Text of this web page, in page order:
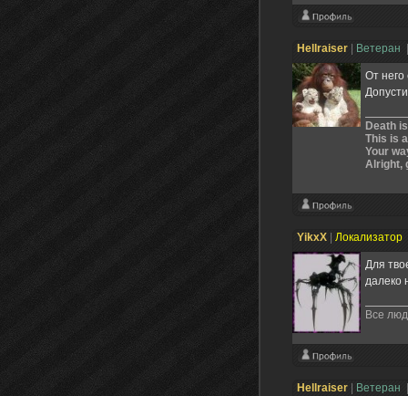
Hellraiser Ветеран
От него
Death
This is
Your
Alright,
YikxX Локализатор
Для
далеко
Все
Hellraiser Ветеран